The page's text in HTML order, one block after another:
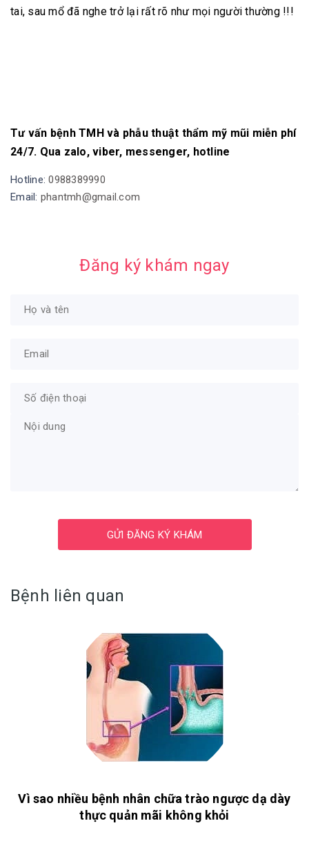
tai, sau mổ đã nghe trở lại rất rõ như mọi người thường !!!
Tư vấn bệnh TMH và phẫu thuật thẩm mỹ mũi miễn phí
24/7. Qua zalo, viber, messenger, hotline
Hotline:0988389990
Email: phantmh@gmail.com
Đăng ký khám ngay
GỬI ĐĂNG KÝ KHÁM
Bệnh liên quan
Vì sao nhiều bệnh nhân chữa trào ngược dạ dày
thực quản mãi không khỏi